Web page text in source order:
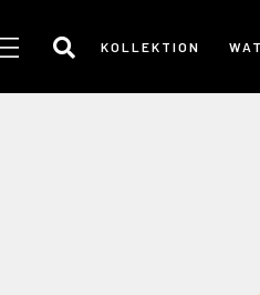
KOLLEKTION